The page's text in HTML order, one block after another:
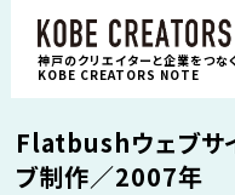
神戸のクリエイターと企業をつな
KOBE CREATORS NOTE
Flatbushウェブサ
ブ制作／2007年